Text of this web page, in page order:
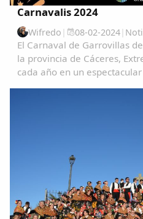
Carnavalis 2024
Wifredo | 08-02-2024|
El Carnaval de Garrovillas
la provincia de Cáceres,
cada año en un